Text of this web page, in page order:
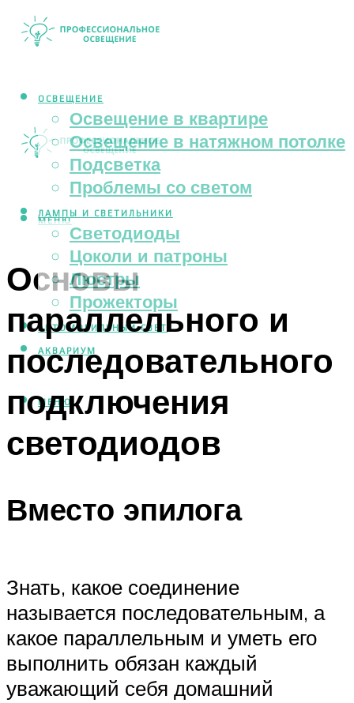
ОСВЕЩЕНИЕ
Освещение в квартире
Освещение в натяжном потолке
Подсветка
Проблемы со светом
ЛАМПЫ И СВЕТИЛЬНИКИ
Светодиоды
Цоколи и патроны
Люстры
Прожекторы
АВТОМОБИЛЬНЫЙ СВЕТ
АКВАРИУМ
МЕНЮ
МЕНЮ
Основы
параллельного и
последовательного
подключения
светодиодов
Вместо эпилога
Знать, какое соединение
называется последовательным, а
какое параллельным и уметь его
выполнить обязан каждый
уважающий себя домашний